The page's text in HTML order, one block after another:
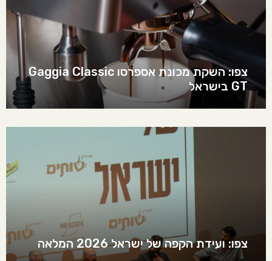
צפו: השקת מכונת אספרסו Gaggia Classic
GT בישראל
צפו: ועידת הקפה של ישראל 2026 המלאה